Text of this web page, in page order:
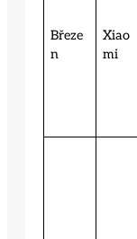
Březe
n
Xiao
mi